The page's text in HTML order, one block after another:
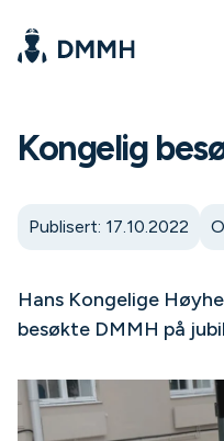
Kongelig
Publisert: 17.10.2022
Hans Kongelige
besøkte DMMH på